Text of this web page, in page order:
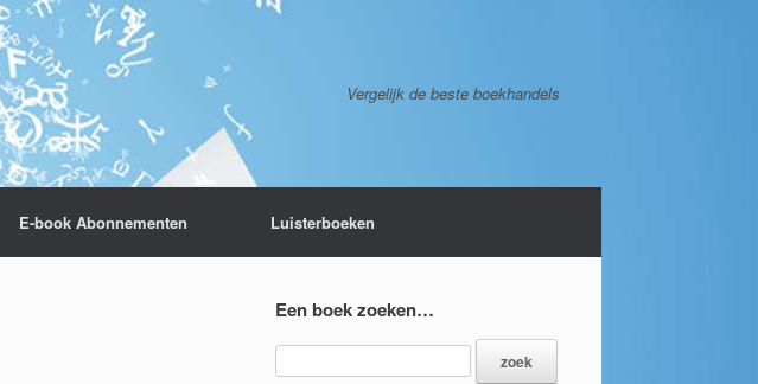
Vergelijk de beste boekhandels
E-book Abonnementen Luisterboeken
Een boek zoeken…